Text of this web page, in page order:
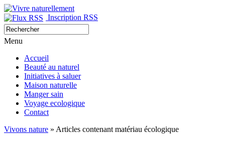
Inscription RSS
Menu
Accueil
Beauté au naturel
Initiatives à saluer
Maison naturelle
Manger sain
Voyage ecologique
Contact
Vivons nature » Articles contenant matériau écologique